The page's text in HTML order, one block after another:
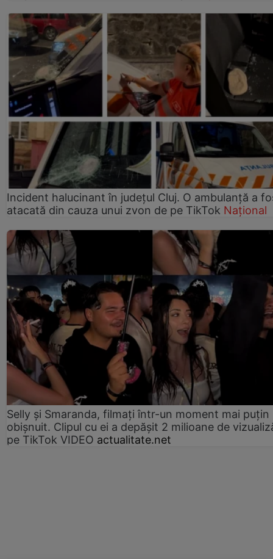
Incident halucinant în județul Cluj. O ambulanță a
atacată din cauza unui zvon de pe TikTok Național
Selly și Smaranda, filmați într-un moment mai puțin
obișnuit. Clipul cu ei a depășit 2 milioane de
pe TikTok VIDEO actualitate.net